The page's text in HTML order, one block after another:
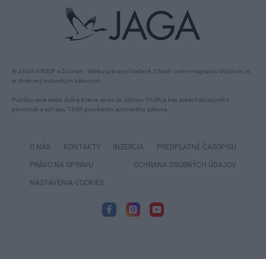
© JAGA GROUP a Zoznam. Všetky práva vyhradené. Obsah online magazínu Môjdom.sk
je chránený autorským zákonom.
Publikovanie alebo ďalšie šírenie správ zo zdrojov TASR je bez predchádzajúceho
písomného súhlasu TASR porušením autorského zákona.
O NÁS KONTAKTY INZERCIA PREDPLATNÉ ČASOPISU
PRÁVO NA OPRAVU OCHRANA OSOBNÝCH ÚDAJOV
NASTAVENIA COOKIES